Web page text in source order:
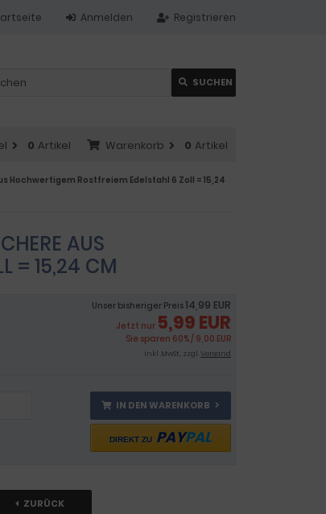
Registrieren
Anmelden
SUCHEN
Warenkorb 0 Artikel
0 Artikel
Rostfreiem Edelstahl 6 Zoll = 15,24
AUS
= 15,24 CM
Unser bisheriger Preis14,99 EUR
Jetzt nur 5,99 EUR
Sie sparen 60% / 9,00 EUR
inkl .MwSt., zzgl.Versand
IN DEN WARENKORB
DIREKT ZU PAYPAL
ZURÜCK